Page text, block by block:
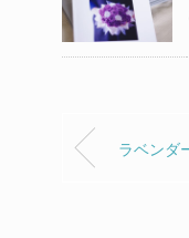
ラベンダ